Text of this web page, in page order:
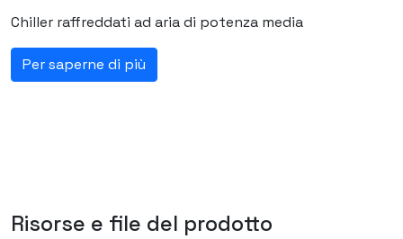
Chiller raffreddati ad aria di potenza media
Per saperne di più
Risorse e file del prodotto